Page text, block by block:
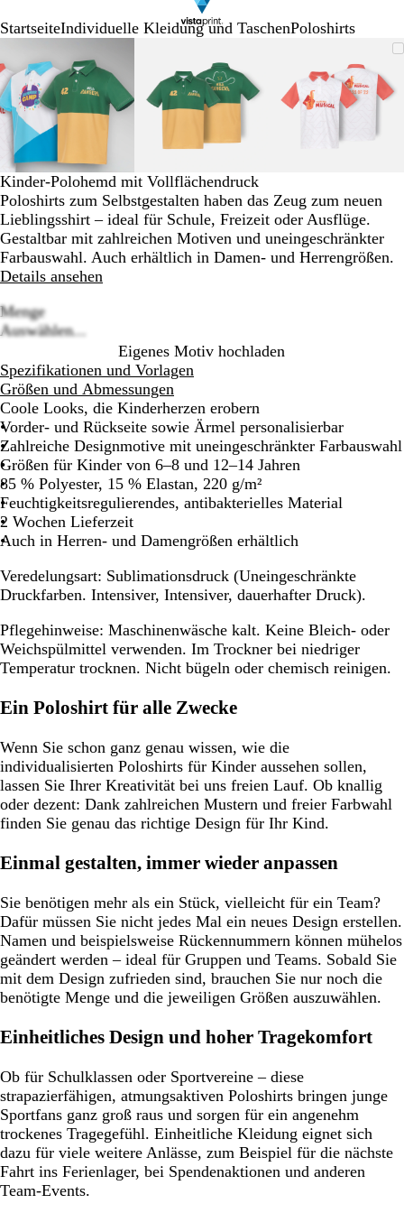
StartseiteIndividuelle Kleidung und TaschenPoloshirts
Bild
auf
Minimum
zum
Vergrößern
Sie
die
Tasten
-
zum
Zoomen
und
die
Pfeiltasten
zum
Bild
auf
Minimum
zum
Vergrößern
Sie
die
Tasten
und
zum
Zoomen
und
die
Pfeiltasten
Bild
auf
Minimum
zum
Sie
die
Tasten
und
Zoomen
und
die
Pfeiltasten
1
von
3
Kinder-Polohemd mit Vollflächendruck
Poloshirts zum Selbstgestalten haben das Zeug zum neuen
Lieblingsshirt – ideal für Schule, Freizeit oder Ausflüge.
Gestaltbar mit zahlreichen Motiven und uneingeschränkter
Farbauswahl. Auch erhältlich in Damen- und Herrengrößen.
Details ansehen
options
Menge
Auswählen...
Eigenes Motiv hochladen
Spezifikationen und Vorlagen
Größen und Abmessungen
Coole Looks, die Kinderherzen erobern
Vorder- und Rückseite sowie Ärmel personalisierbar
Zahlreiche Designmotive mit uneingeschränkter Farbauswahl
Größen für Kinder von 6–8 und 12–14 Jahren
85 % Polyester, 15 % Elastan, 220 g/m²
Feuchtigkeitsregulierendes, antibakterielles Material
2 Wochen Lieferzeit
Auch in Herren- und Damengrößen erhältlich
Veredelungsart: Sublimationsdruck (Uneingeschränkte
Druckfarben. Intensiver, Intensiver, dauerhafter Druck).
Pflegehinweise: Maschinenwäsche kalt. Keine Bleich- oder
Weichspülmittel verwenden. Im Trockner bei niedriger
Temperatur trocknen. Nicht bügeln oder chemisch reinigen.
Ein Poloshirt für alle Zwecke
Wenn Sie schon ganz genau wissen, wie die
individualisierten Poloshirts für Kinder aussehen sollen,
lassen Sie Ihrer Kreativität bei uns freien Lauf. Ob knallig
oder dezent: Dank zahlreichen Mustern und freier Farbwahl
finden Sie genau das richtige Design für Ihr Kind.
Einmal gestalten, immer wieder anpassen
Sie benötigen mehr als ein Stück, vielleicht für ein Team?
Dafür müssen Sie nicht jedes Mal ein neues Design erstellen.
Namen und beispielsweise Rückennummern können mühelos
geändert werden – ideal für Gruppen und Teams. Sobald Sie
mit dem Design zufrieden sind, brauchen Sie nur noch die
benötigte Menge und die jeweiligen Größen auszuwählen.
Einheitliches Design und hoher Tragekomfort
Ob für Schulklassen oder Sportvereine – diese
strapazierfähigen, atmungsaktiven Poloshirts bringen junge
Sportfans ganz groß raus und sorgen für ein angenehm
trockenes Tragegefühl. Einheitliche Kleidung eignet sich
dazu für viele weitere Anlässe, zum Beispiel für die nächste
Fahrt ins Ferienlager, bei Spendenaktionen und anderen
Team-Events.